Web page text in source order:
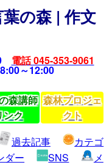
の森 | 作文
電話 045-353-9061
～12:00
森講師
ンク
森林プロジェ
クト
過去記事
カテゴ
ダー SNS
メ